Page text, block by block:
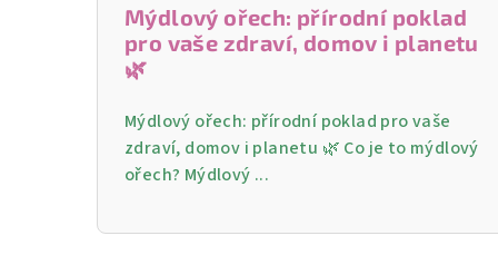
Mýdlový ořech: přírodní poklad
pro vaše zdraví, domov i planetu
🌿
Mýdlový ořech: přírodní poklad pro vaše
zdraví, domov i planetu 🌿 Co je to mýdlový
ořech? Mýdlový ...